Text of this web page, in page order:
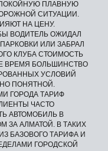
ПЛАВНУЮ
СИТУАЦИИ.
НА ЦЕНУ.
ВОДИТЕЛЬ ОЖИДАЛ
ИЛИ ЗАБРАЛ
КЛУБА СТОИМОСТЬ
ВРЕМЯ БОЛЬШИНСТВО
УСЛОВИЙ
ПОНЯТНОЙ.
ГОРОДА ТАРИФ
ЧАСТО
АВТОМОБИЛЬ В
ЗА АЛМАТОЙ. В ТАКИХ
БАЗОВОГО ТАРИФА И
ГОРОДСКОЙ